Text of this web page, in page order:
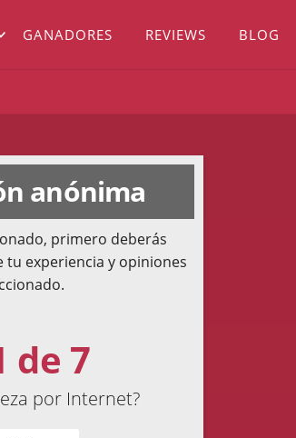
GANADORES REVIEWS BLOG
anónima
primero deberás
experiencia y opiniones
de 7
por Internet?